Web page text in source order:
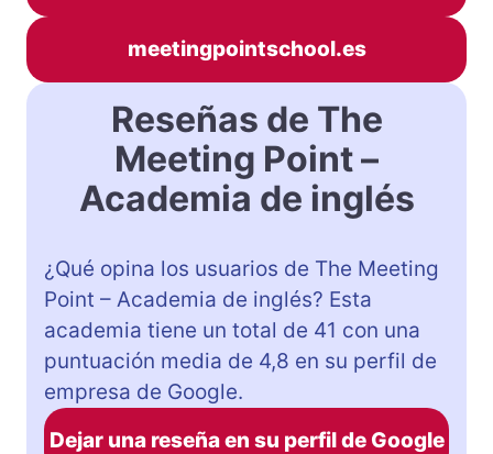
meetingpointschool.es
Reseñas de The
Meeting Point –
Academia de inglés
¿Qué opina los usuarios de The Meeting
Point – Academia de inglés? Esta
academia tiene un total de 41 con una
puntuación media de 4,8 en su perfil de
empresa de Google.
Dejar una reseña en su perfil de Google